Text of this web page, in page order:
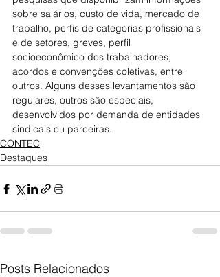
sobre salários, custo de vida, mercado de
trabalho, perfis de categorias profissionais
e de setores, greves, perfil
socioeconômico dos trabalhadores,
acordos e convenções coletivas, entre
outros. Alguns desses levantamentos são
regulares, outros são especiais,
desenvolvidos por demanda de entidades
sindicais ou parceiras.
CONTEC
Destaques
Posts Relacionados